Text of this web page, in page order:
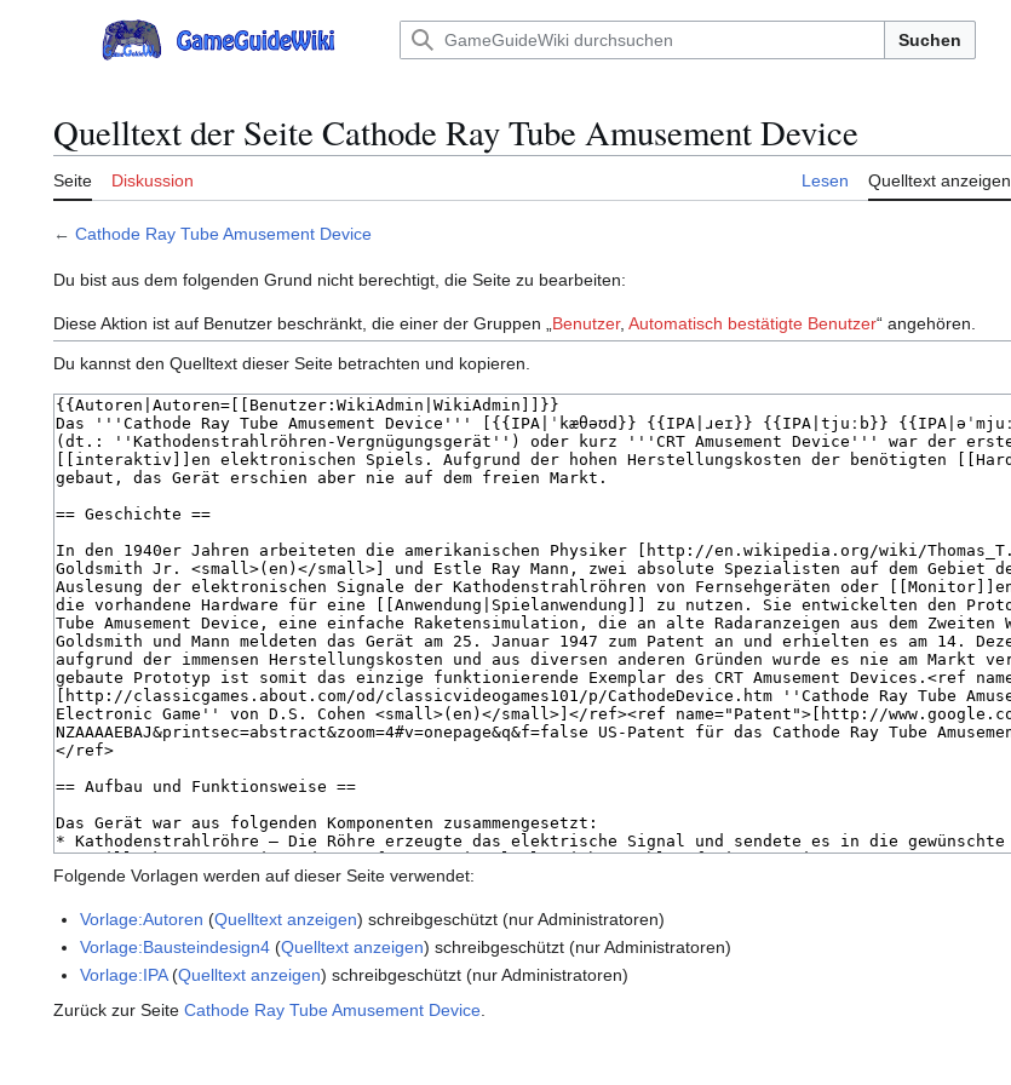
Hauptmenü Suchen
Quelltext der Seite Cathode Ray Tube Amusement Device
Seite Diskussion Lesen Quelltext anzeigen
← Cathode Ray Tube Amusement Device
Du bist aus dem folgenden Grund nicht berechtigt, die Seite zu bearbeiten:
Diese Aktion ist auf Benutzer beschränkt, die einer der Gruppen „ Benutzer, Automatisch bestätigte Benutzer“ angehören.
Du kannst den Quelltext dieser Seite betrachten und kopieren.
Folgende Vorlagen werden auf dieser Seite verwendet:
Vorlage:Autoren (Quelltext anzeigen) schreibgeschützt (nur Administratoren)
Vorlage:Bausteindesign4 (Quelltext anzeigen) schreibgeschützt (nur Administratoren)
Vorlage:IPA(Quelltext anzeigen) schreibgeschützt (nur Administratoren)
Zurück zur Seite Cathode Ray Tube Amusement Device.